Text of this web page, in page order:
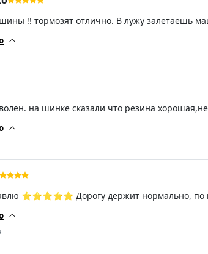
!! тормозят отлично. В лужу залетаешь
на шинке сказали что резина
⭐️⭐️⭐️⭐️⭐️ Дорогу держит нормально,